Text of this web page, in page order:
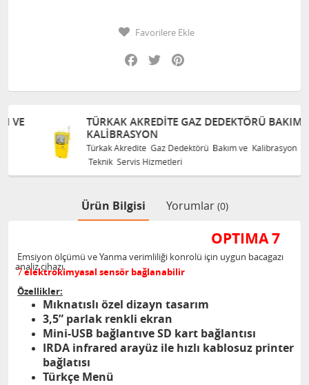
Favorilere Ekle
Facebook
Twitter
TÜRKAK AKREDITE GAZ DEDEKTÖRÜ BAKIM VE
KALIBRASYON
Türkak Akredite Gaz Dedektörü Bakım ve Kalibrasyon
Teknik Servis Hizmetleri
Ürün Bilgisi Yorumlar (0)
OPTIMA 7
Emsiyon ölçümü ve Yanma verimliliği konrolü için uygun bacagazı
analiz cihazı.
7elektrokimyasal sensör bağlanabilir
Özellikler:
Mıknatıslı özel dizayn tasarım
3,5” parlak renkli ekran
Mini-USB bağlantıve SD kart bağlantısı
IRDA infrared arayüz ile hızlı kablosuz printer
bağlatısı
Türkçe Menü